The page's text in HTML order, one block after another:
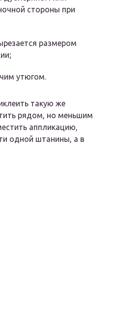
стороны при
размером
утюгом.
такую же
рядом, но меньшим
аппликацию,
одной штанины, а в